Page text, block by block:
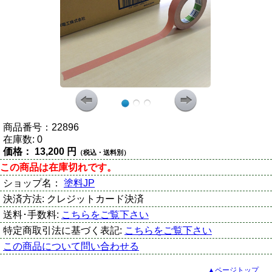
商品番号： 22896
在庫数: 0
価格： 13,200 円 （税込・送料別）
この商品は在庫切れです。
ショップ名： 塗料JP
決済方法: クレジットカード決済
送料･手数料: こちらをご覧下さい
特定商取引法に基づく表記: こちらをご覧下さい
この商品について問い合わせる
▲ページトップ